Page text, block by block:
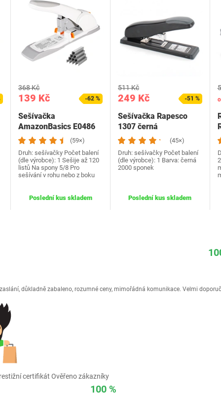
139 Kč
368 Kč
-62 %
Sešívačka
AmazonBasics E0486
bílá
(59×)
Druh: sešívačky Počet balení
(dle výrobce): 1 Sešije až 120
listů Na spony 5/8 Pro
sešívání v rohu nebo z boku
Poslední kus skladem
249 Kč
511 Kč
-51 %
Sešívačka Rapesco
1307 černá
(45×)
Druh: sešívačky Počet balení
(dle výrobce): 1 Barva: černá
2000 sponek
Poslední kus skladem
důkladně zabaleno, rozumné ceny, mimořádná komunikace. Velmi
certifikát Ověřeno zákazníky
100 %